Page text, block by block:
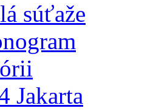
súťaže
Jakarta